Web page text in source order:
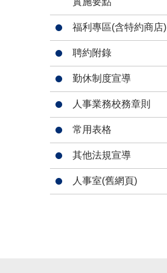
福利專區(含特約商店)
聘約附錄
勤休制度宣導
人事業務校務章則
常用表格
其他法規宣導
人事室(舊網頁)